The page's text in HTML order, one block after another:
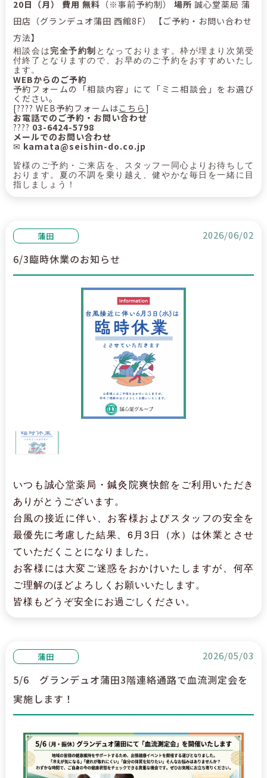
20日（月）
費用 無料 （※事前予約制） 場所 誠心堂薬局 蒲
田店（グランデュオ蒲田 西館8F）
【ご予約・お問い合わせ
方法】
相談会は完全予約制 となっております。枠が埋まり次第受
付終了となりますので、お早めのご予約をおすすめいたし
ます。
WEBからのご予約
予約フォームの「相談内容」にて「ミニ相談会」をお選び
ください。
[???? WEB予約フォームはこちら ]
お電話でのご予約・お問い合わせ
???? 03-6424-5798
メールでのお問い合わせ
✉ kamata@seishin-do.co.jp
皆様のご予約・ご来店を、スタッフ一同心よりお待ちして
おります。夏の不調を乗り越え、健やかな毎日を一緒に目
指しましょう！
蒲田 2026/06/02
6/3臨時休業のお知らせ
いつも誠心堂薬局・鍼灸院爽快館をご利用いただき
ありがとうございます。
台風の接近に伴い、お客様およびスタッフの安全を
最優先に考慮した結果、6月3日（水）は休業とさせ
ていただくことになりました。
お客様には大変ご迷惑をおかけいたしますが、何卒
ご理解のほどよろしくお願いいたします。
皆様もどうぞ安全にお過ごしください。
蒲田 2026/05/03
5/6 グランデュオ蒲田3階連絡通路で血流測定会を
実施します！